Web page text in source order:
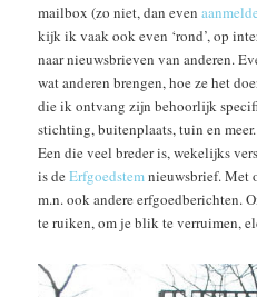
mailbox (zo niet, dan even
kijk ik vaak ook even ‘rond’, op
naar nieuwsbrieven van anderen.
wat anderen brengen, hoe ze het
die ik ontvang zijn behoorlijk
stichting, buitenplaats, tuin en meer.
Een die veel breder is, wekelijks
is deErfgoedstemnieuwsbrief. Met
m.n. ook andere erfgoedberichten.
te ruiken, om je blik te verruimen,